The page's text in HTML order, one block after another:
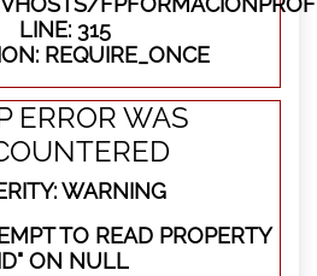
LINE: 315
REQUIRE_ONCE
ERROR WAS
WARNING
TO READ PROPERTY
ON NULL